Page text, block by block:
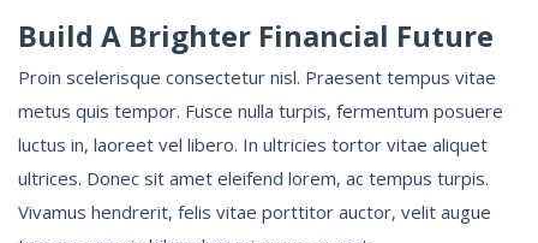
Build A Brighter Financial Future
Proin scelerisque consectetur nisl. Praesent tempus vitae
metus quis tempor. Fusce nulla turpis, fermentum posuere
luctus in, laoreet vel libero. In ultricies tortor vitae aliquet
ultrices. Donec sit amet eleifend lorem, ac tempus turpis.
Vivamus hendrerit, felis vitae porttitor auctor, velit augue